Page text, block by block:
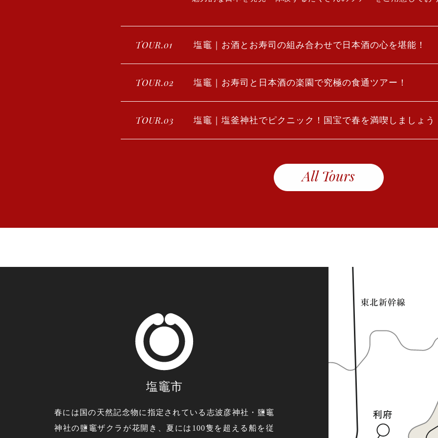
TOUR.01 塩竈｜お酒とお寿司の組み合わせで日本酒の心を堪能！
TOUR.02 塩竈｜お寿司と日本酒の楽園で究極の食通ツアー！
TOUR.03 塩竈｜塩釜神社でピクニック！国宝で春を満喫しましょう
All Tours
塩竈市
春には国の天然記念物に指定されている志波彦神社・鹽竈
神社の鹽竈ザクラが花開き、夏には100隻を超える船を従